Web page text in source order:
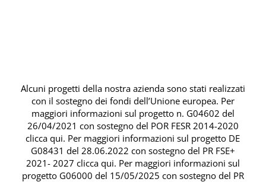
Alcuni progetti della nostra azienda sono stati realizzati
con il sostegno dei fondi dell’Unione europea. Per
maggiori informazioni sul progetto n. G04602 del
26/04/2021 con sostegno del POR FESR 2014-2020
clicca qui. Per maggiori informazioni sul progetto DE
G08431 del 28.06.2022 con sostegno del PR FSE+
2021- 2027 clicca qui. Per maggiori informazioni sul
progetto G06000 del 15/05/2025 con sostegno del PR